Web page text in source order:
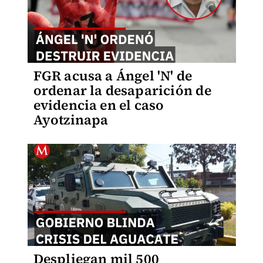
FGR acusa a Ángel 'N' de
ordenar la desaparición de
evidencia en el caso
Ayotzinapa
Despliegan mil 500